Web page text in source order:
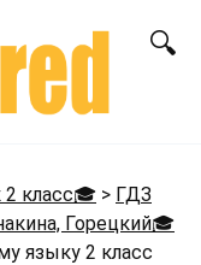
2 класс🎓 > ГДЗ
Горецкий🎓
языку 2 класс